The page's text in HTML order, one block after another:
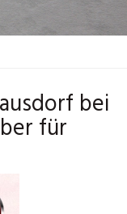
bei
für